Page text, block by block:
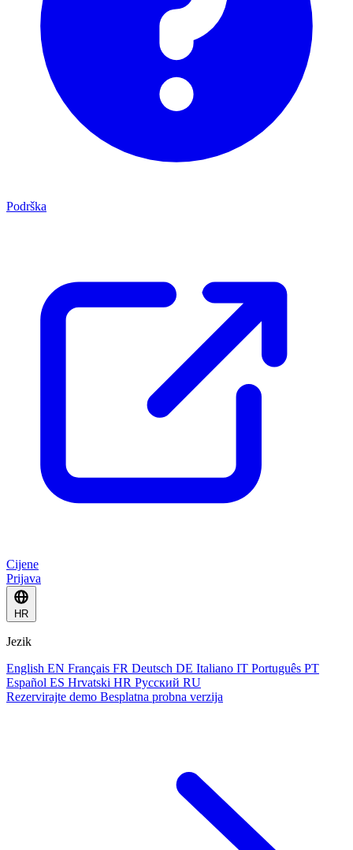
Podrška
Cijene
Prijava
HR
Jezik
English EN Français FR Deutsch DE Italiano IT Português PT
Español ES Hrvatski HR Русский RU
Rezervirajte demo Besplatna probna verzija